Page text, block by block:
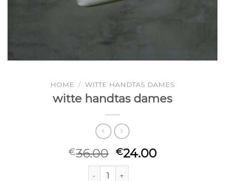
HOME / WITTE HANDTAS DAMES
witte handtas dames
€36.00 €24.00
witte handtas dames aantal